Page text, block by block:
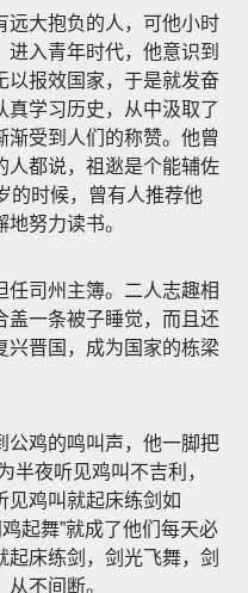
远大抱负的人，可他小时
入青年时代，他意识到
以报效国家，于是就发奋
真学习历史，从中汲取了
渐受到人们的称赞。他曾
人都说，祖逖是个能辅佐
的时候，曾有人推荐他
努力读书。
任司州主簿。二人志趣相
盖一条被子睡觉，而且还
兴晋国，成为国家的栋梁
公鸡的鸣叫声，他一脚把
半夜听见鸡叫不吉利，
见鸡叫就起床练剑如
起舞”就成了他们每天必
床练剑，剑光飞舞，剑
不间断。